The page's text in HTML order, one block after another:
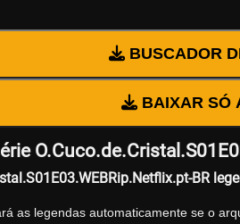
BUSCADOR
BAIXAR SÓ
BR
as legendas automaticamente se o